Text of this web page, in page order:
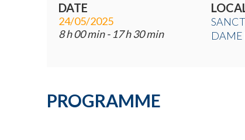
DATE
24/05/2025
8 h 00 min - 17 h 30 min
DAME
PROGRAMME